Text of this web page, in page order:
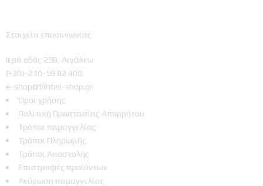
Στοιχεία επικοινωνίας
Ιερά οδός 258, Αιγάλεω
(+30)-210-59 82 400
e-shop@filntisi-shop.gr
Όροι χρήσης
Πολιτική Προστασίας Απορρήτου
Τρόποι παραγγελίας
Τρόποι Πληρωμής
Τρόποι Αποστολής
Επιστροφές προϊόντων
Ακύρωση παραγγελίας